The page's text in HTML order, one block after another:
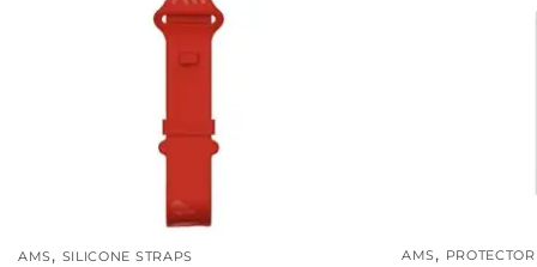
AMS, SILICONE STRAPS AMS,